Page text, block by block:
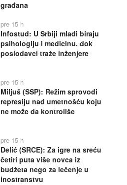
građana
pre 15 h
Infostud: U Srbiji mladi biraju
psihologiju i medicinu, dok
poslodavci traže inženjere
pre 15 h
Miljuš (SSP): Režim sprovodi
represiju nad umetnošću koju
ne može da kontroliše
pre 15 h
Delić (SRCE): Za igre na sreću
četiri puta više novca iz
budžeta nego za lečenje u
inostranstvu